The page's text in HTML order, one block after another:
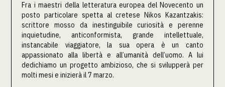
Fra i maestri della letteratura europea del Novecento un
posto particolare spetta al cretese Nikos Kazantzakis:
scrittore mosso da inestinguibile curiosità e perenne
inquietudine, anticonformista, grande intellettuale,
instancabile viaggiatore, la sua opera è un canto
appassionato alla libertà e all’umanità dell’uomo. A lui
dedichiamo un progetto ambizioso, che si svilupperà per
molti mesi e inizierà il 7 marzo.